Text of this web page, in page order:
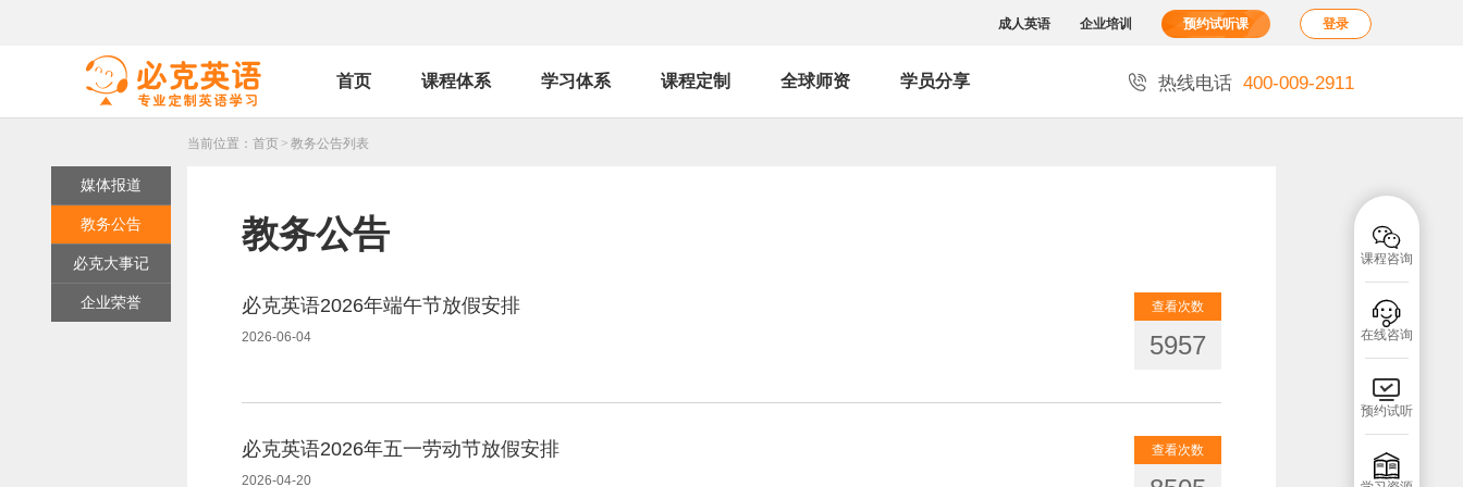
成人英语 企业培训 预约试听课 登录
首页 课程体系 学习体系 课程定制 全球师资 学员分享  热线电话 400-009-2911

课程咨询

在线咨询

预约试听

当前位置： 首页 > 教务公告列表
媒体报道
教务公告
必克大事记
企业荣誉
教务公告
查看次数
5957
必克英语2026年端午节放假安排
2026-06-04
查看次数
必克英语2026年五一劳动节放假安排
2026-04-20